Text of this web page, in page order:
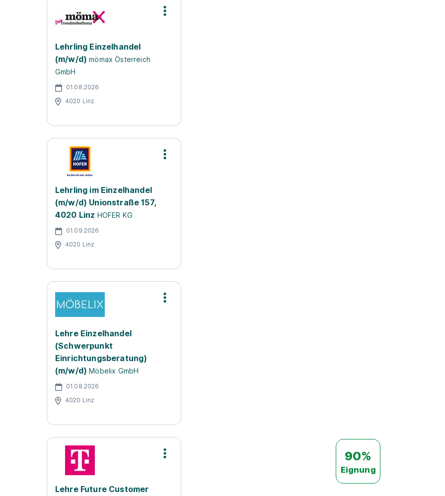
Lehrling Einzelhandel
(m/w/d) mömax Österreich
GmbH
01.08.2026
4020 Linz
Lehrling im Einzelhandel
(m/w/d) Unionstraße 157,
4020 Linz HOFER KG
01.09.2026
4020 Linz
Lehre Einzelhandel
(Schwerpunkt
Einrichtungsberatung)
(m/w/d) Möbelix GmbH
01.08.2026
4020 Linz
Lehre Future Customer
90%
Eignung